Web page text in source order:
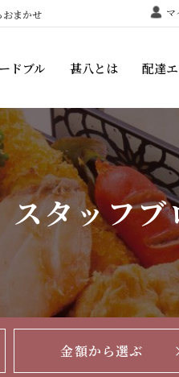
まかせ マ
ドブル 甚八とは 配達
スタッフブ
金額から選ぶ